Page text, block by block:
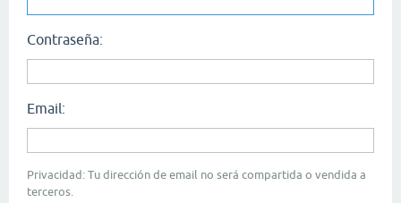
Contraseña:
Email:
Privacidad: Tu dirección de email no será compartida o vendida a
terceros.